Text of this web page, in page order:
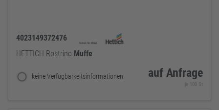
4023149372476
HETTICH Rostrino Muffe
keine Verfügbarkeitsinformationen auf Anfrage
je 100 St